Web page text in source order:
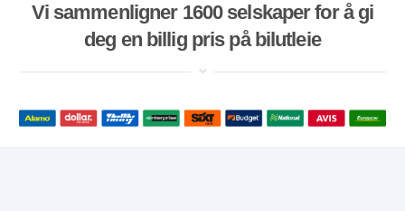
Vi sammenligner 1600 selskaper for å gi
deg en billig pris på bilutleie